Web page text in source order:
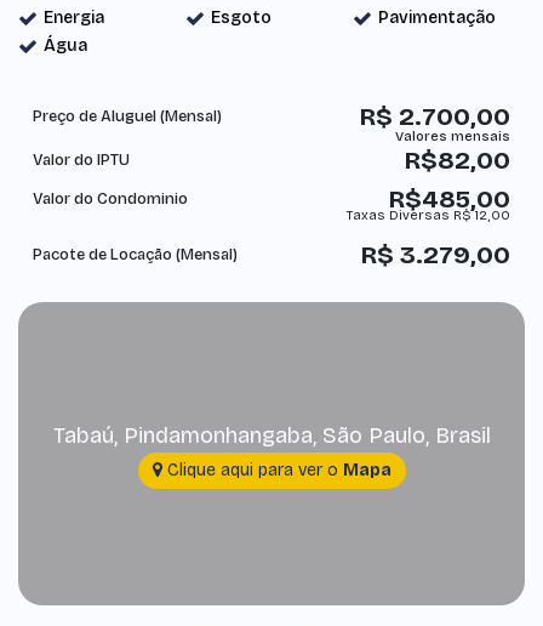
Energia Esgoto
Pavimentação
Água
R$ 2.700,00
Preço de Aluguel (Mensal)
Valor do IPTU R$82,00
Valor do Condominio R$485,00
Taxas Diversas R$ 12,00
R$ 3.279,00
Pacote de Locação (Mensal)
Tabaú, Pindamonhangaba, São Paulo, Brasil
Clique aqui para ver o Mapa